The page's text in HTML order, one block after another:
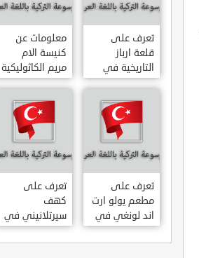
تعرف على
قلعة ارباز
التاريخية في
ولاية ايدن.. من
القلاع الدولة
العثمانية
ARPAZ
KALESI AYDIN
معلومات عن
كنيسة الام
مريم الكاثوليكية
في هاتي .. من
معالم المدينة
التاريخية
والدينية
MERYEM ANA
KATOLIK
KILISESI
HATAY
تعرف على
مطعم يولو ارت
اند لونغي في
ازمير .. مطعم
بجدران متحف
تعرف على
كهف
سيرتلانيني في
ولاية ايدن .. من
اعاجيب الطبيعة